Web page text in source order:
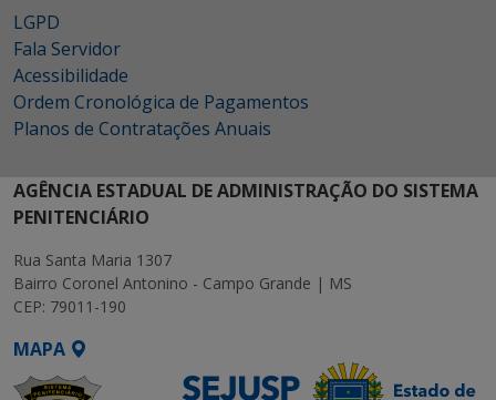
LGPD
Fala Servidor
Acessibilidade
Ordem Cronológica de Pagamentos
Planos de Contratações Anuais
AGÊNCIA ESTADUAL DE ADMINISTRAÇÃO DO SISTEMA
PENITENCIÁRIO
Rua Santa Maria 1307
Bairro Coronel Antonino - Campo Grande | MS
CEP: 79011-190
MAPA